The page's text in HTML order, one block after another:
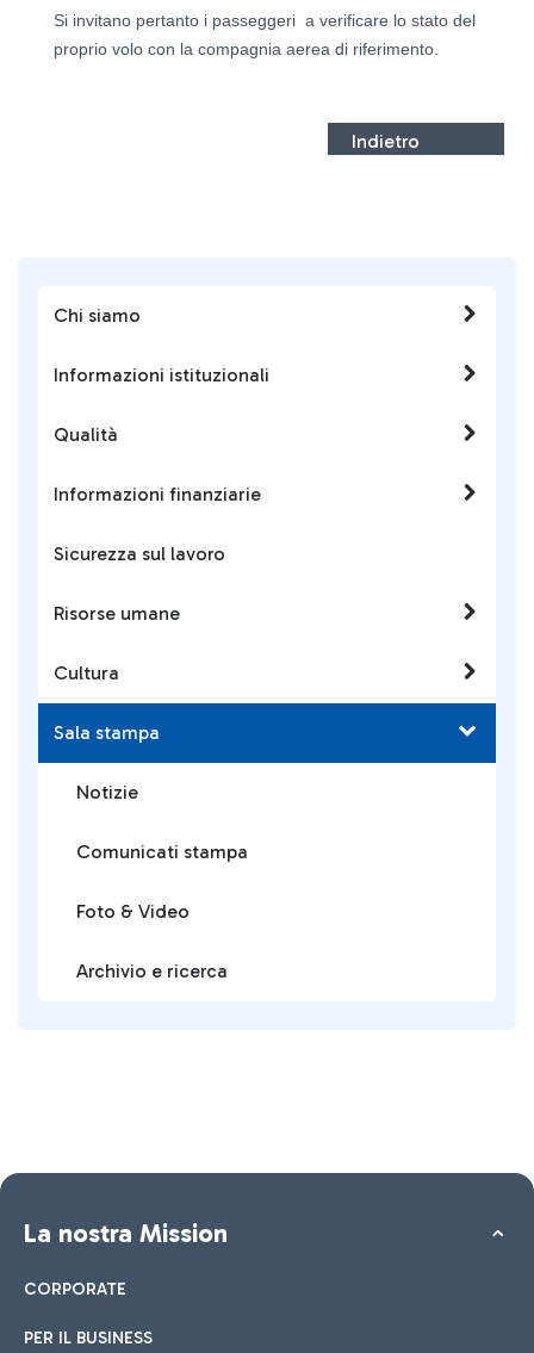
Chi siamo
Informazioni istituzionali
Qualità
Informazioni finanziarie
Sicurezza sul lavoro
Risorse umane
Cultura
Sala stampa
Notizie
Comunicati stampa
Foto & Video
Archivio e ricerca
Si invitano pertanto i passeggeri a verificare lo stato del
proprio volo con la compagnia aerea di riferimento.
Indietro
La nostra Mission
CORPORATE
PER IL BUSINESS